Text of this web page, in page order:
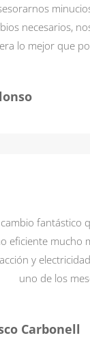
necesarios,
lo mejor que
cambio fantástico
eficiente mucho
y
uno de los
Carbonell